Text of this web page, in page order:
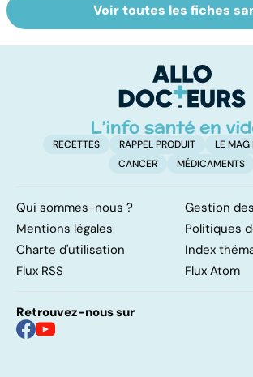
Tout savoir sur
les infections
d'angine ?
Voir toutes les fiches
RECETTES RAPPEL PRODUIT
LE MAG
CANCER
MÉDICAMENTS
Qui sommes-nous ?
Gestion
Mentions légales
Politiques
Charte d'utilisation
Index
Flux RSS
Flux Atom
Retrouvez-nous sur